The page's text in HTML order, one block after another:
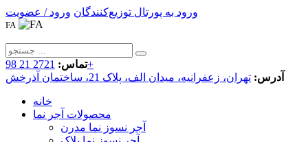
ورود به پورتال توزیع‌کنندگان ورود / عضویت
FA
تماس:2721 21 98+
آدرس: تهران، زعفرانیه، میدان الف، پلاک 21، ساختمان آذرخش
خانه
محصولات آجر نما
آجر نسوز نما مدرن